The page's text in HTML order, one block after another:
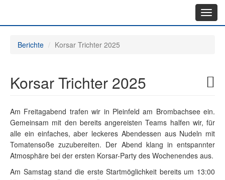
Berichte
Korsar Trichter 2025
Korsar Trichter 2025
Am Freitagabend trafen wir in Pleinfeld am Brombachsee ein.
Gemeinsam mit den bereits angereisten Teams halfen wir, für
alle ein einfaches, aber leckeres Abendessen aus Nudeln mit
Tomatensoße zuzubereiten. Der Abend klang in entspannter
Atmosphäre bei der ersten Korsar-Party des Wochenendes aus.
Am Samstag stand die erste Startmöglichkeit bereits um 13:00